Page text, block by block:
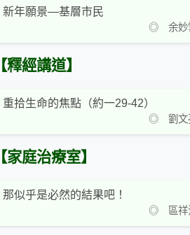
新年願景—基層市民
◎ 余妙
【釋經講道】
重拾生命的焦點（約一29-42）
◎ 劉文
【家庭治療室】
那似乎是必然的結果吧！
◎ 區祥